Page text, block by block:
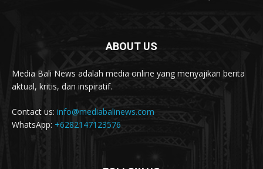
Diduga OC, Mobil Hantam Pos Polisi di Melaya
Warga Melaya Antusias Sambut Kedatangan
Kuras Ratusan Juta Uang Warga Jembrana, Pria
Sumatra Dibekuk Polisi
Senang Jokowi Datang di Jembrana, Warga
ABOUT US
Media Bali News adalah media online yang menyajikan berita
aktual, kritis, dan inspiratif.
Contact us: info@mediabalinews.com
WhatsApp: +6282147123576